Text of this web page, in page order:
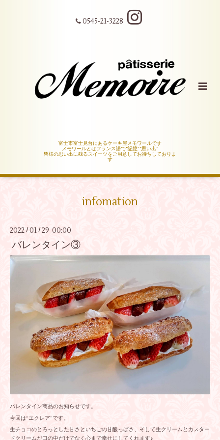
0545-21-3228
富士市富士見台にあるケーキ屋メモワールです
メモワールとはフランス語で“記憶”“思い出”
皆様の思い出に残るスイーツをご用意してお待ちしておりま
す
infomation
2022 /01 /29 00:00
バレンタイン③
バレンタイン商品のお知らせです。
今回は“エクレア”です。
生チョコのとろっとした甘さといちごの甘酸っぱさ、そして生クリームとカスター
ドクリームが口の中だけでなく心まで幸せにしてくれます♪